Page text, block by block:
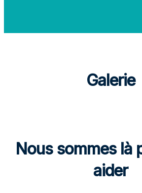
Galerie
Nous sommes là
aider